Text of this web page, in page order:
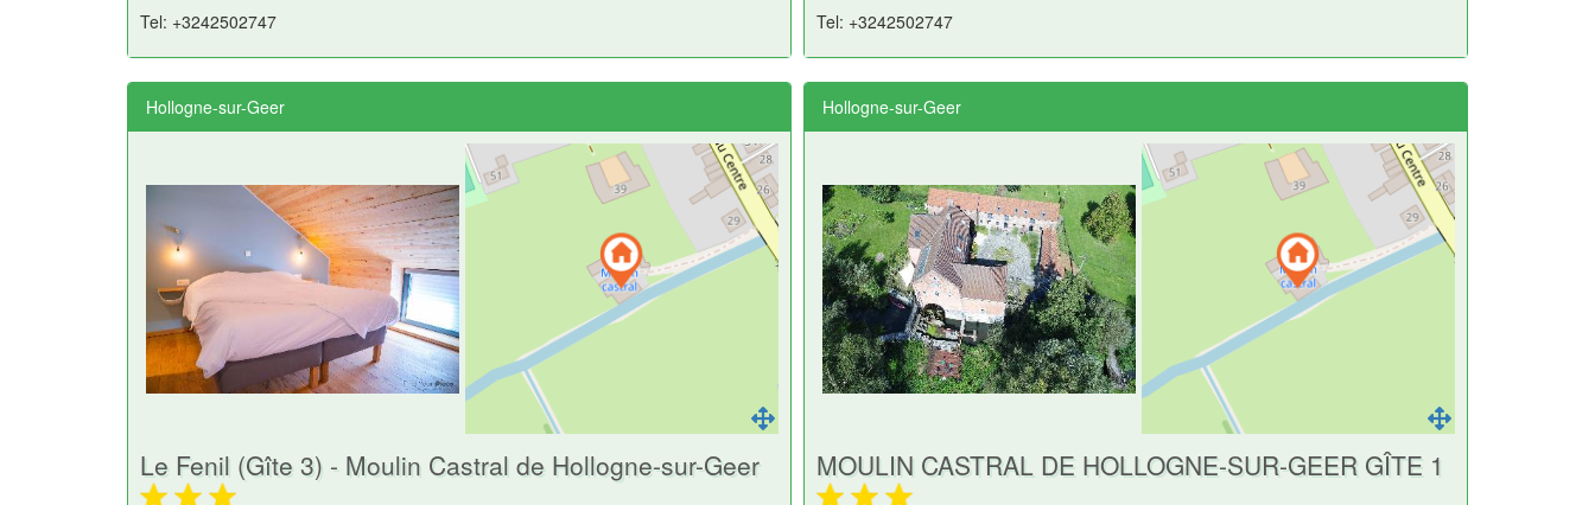
Tel: +3242502747
Tel: +3242502747
Hollogne-sur-Geer
Le Fenil (Gîte 3) - Moulin Castral de Hollogne-sur-Geer
Hollogne-sur-Geer
MOULIN CASTRAL DE HOLLOGNE-SUR-GEER GÎTE 1